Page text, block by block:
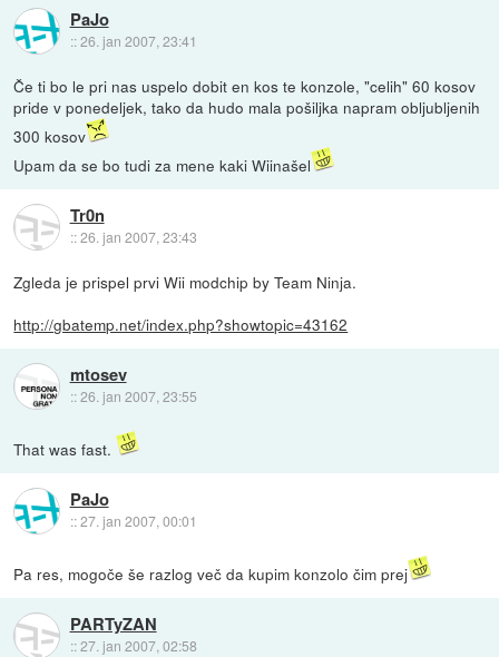
PaJo
::26. jan 2007, 23:41
Če ti bo le pri nas uspelo dobit en kos te konzole, "celih" 60 kosov
pride v ponedeljek, tako da hudo mala pošiljka napram obljubljenih
300 kosov
Upam da se bo tudi za mene kaki Wiinašel
Tr0n
::26. jan 2007, 23:43
Zgleda je prispel prvi Wii modchip by Team Ninja.
http://gbatemp.net/index.php?showtopic=43162
mtosev
::26. jan 2007, 23:55
That was fast.
PaJo
::27. jan 2007, 00:01
Pa res, mogoče še razlog več da kupim konzolo čim prej
PARTyZAN
::27. jan 2007, 02:58